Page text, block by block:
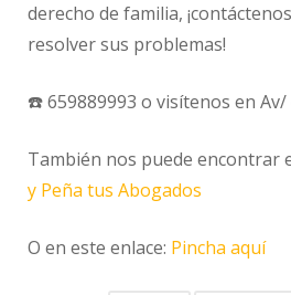
derecho de familia,
resolver sus problemas!
☎️ 659889993 o visítenos en Av/
También nos puede encontrar
y Peña tus Abogados
O en este enlace: Pincha aquí